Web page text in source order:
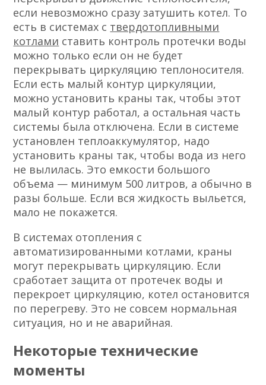
если невозможно сразу затушить котел. То
есть в системах с твердотопливными
котлами ставить контроль протечки воды
можно только если он не будет
перекрывать циркуляцию теплоносителя.
Если есть малый контур циркуляции,
можно установить краны так, чтобы этот
малый контур работал, а остальная часть
системы была отключена. Если в системе
установлен теплоаккумулятор, надо
установить краны так, чтобы вода из него
не вылилась. Это емкости большого
объема — минимум 500 литров, а обычно в
разы больше. Если вся жидкость выльется,
мало не покажется.
В системах отопления с
автоматизированными котлами, краны
могут перекрывать циркуляцию. Если
сработает защита от протечек воды и
перекроет циркуляцию, котел остановится
по перегреву. Это не совсем нормальная
ситуация, но и не аварийная.
Некоторые технические
моменты